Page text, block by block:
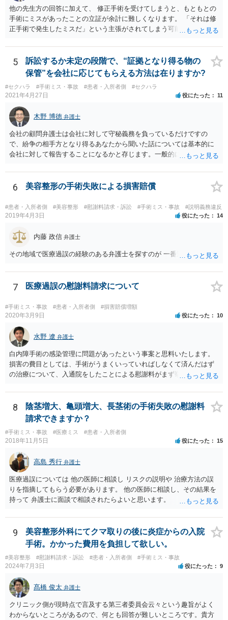
他の先生方の回答に加えて、 修正手術を受けてしまうと、もともとの
手術にミスがあったことの立証が余計に難しくなります。 「それは修
正手術で発生したミスだ」という主張がされてしまう可能性があるか
検討なさっているのであれば、修正手術を受けるまえに弁護士に相談
して対応を決めることを強くお勧めいたします。
5
訴訟するか未定の段階で、“証拠となり得る物の
保管”を会社に応じてもらえる方法は在りますか?
#セクハラ #手術ミス・事故 #患者・入所者側 #セクハラ
2021年4月27日 役にたった 11
木野 博徳 弁護士
会社の顧問弁護士は会社に対して守秘義務を負っているだけですの
で、紛争の相手方となり得るあなたから聞いた話については基本的に
会社に対して報告することになるかと存じます。一般的に弁護士かぎ
ってはあるかもしれませんが、相手方に誤解を与える可能性があり、
利益相反の問題が生じうるのでそういった要請は拒絶する場合が大半
でしょうし、とりわけ今回の状況において弁護士かぎりの話にしてほ
しいという要望を受け容れる弁護士はほとんどいないと思います。 会
社内の部署に相談した場合についても通常は会社内で情報共有が図ら
に相談した上で、事案の見通し等を示してもらい、訴訟するかどうか
を早急に決断された方が良いかと存じます。訴訟提起を選択される場
合は、通常、会社が隠蔽のため過去の記録を廃棄すること等を防ぐた
とも一般論としては会社が隠蔽工作を行う可能性があるため、慎重な
6 美容整形の手術失敗による損害賠償
#患者・入所者側 #美容整形 #慰謝料請求・訴訟 #手術ミス・事故 #説明義務違反
2019年4月3日 役にたった 14
内藤 政信 弁護士
その地域で医療過誤の経験のある弁護士を探すのが 一番近道だね。
7 医療過誤の慰謝料請求について
#手術ミス・事故 #患者・入所者側 #損害賠償増額
2020年3月9日 役にたった 10
水野 遼 弁護士
白内障手術の感染管理に問題があったという事案と思料いたします。
損害の費目としては、手術がうまくいっていればしなくて済んだはず
の治療について、入通院をしたことによる慰謝料がまず挙げられ、こ
が残った場合には、後遺症についての慰謝料や、逸失利益なども請求
の対象になってきます。 あくまでケースバイケースなので、今回の事
案に必ずしも当てはまるものとは言い切れませんが、過去の裁判例を
見ると、白内障の手術に失敗して片目の視力がほぼ失われたような事
案の場合、800万円程度の慰謝料が認められた事案もあります。 医療
事故の場合、相手が保険を使った対応になることが多いため、交渉を
円滑に進めるためには早期に弁護士委任された方がよいのではないか
と思います。
8
陰茎増大、亀頭増大、長茎術の手術失敗の慰謝料
請求できますか？
#手術ミス・事故 #医療ミス #患者・入所者側
2018年11月5日 役にたった 15
高島 秀行 弁護士
医療過誤については 他の医師に相談し リスクの説明や 治療方法の誤
りを指摘してもらう必要があります。 他の医師に相談し、その結果を
持って 弁護士に面談で相談されたらよいと思います。
9
美容整形外科にてクマ取りの後に炎症からの入院
手術。かかった費用を負担して欲しい。
#美容整形 #慰謝料請求・訴訟 #患者・入所者側 #手術ミス・事故
2024年7月3日 役にたった 9
髙橋 俊太 弁護士
クリニック側が現時点で言及する第三者委員会云々という趣旨がよく
わからないところがあるので、何とも回答が難しいところです。貴方